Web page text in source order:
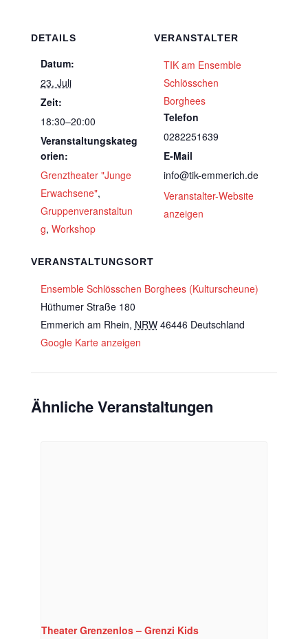
DETAILS
Datum:
23. Juli
Zeit:
18:30–20:00
Veranstaltungskateg
orien:
Grenztheater "Junge
Erwachsene",
Gruppenveranstaltun
g, Workshop
VERANSTALTUNGSORT
Ensemble Schlösschen Borghees (Kulturscheune)
Hüthumer Straße 180
Emmerich am Rhein, NRW 46446 Deutschland
Google Karte anzeigen
VERANSTALTER
TIK am Ensemble
Schlösschen
Borghees
Telefon
0282251639
E-Mail
info@tik-emmerich.de
Veranstalter-Website
anzeigen
Ähnliche Veranstaltungen
Theater Grenzenlos – Grenzi Kids